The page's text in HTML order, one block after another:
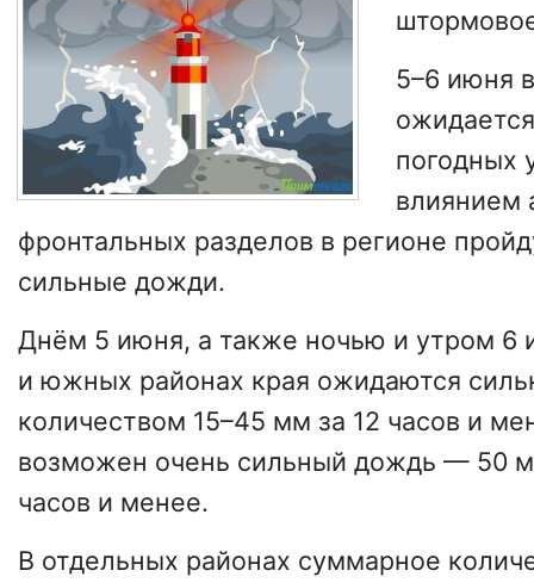
5–6 июня
погодных
влиянием
фронтальных разделов в регионе
сильные дожди.
Днём 5 июня, а также ночью и утром 6
и южных районах края ожидаются
количеством 15–45 мм за 12 часов и
возможен очень сильный дождь — 50
часов и менее.
В отдельных районах суммарное